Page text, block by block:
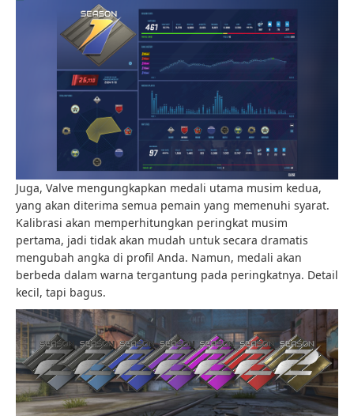
Juga, Valve mengungkapkan medali utama musim kedua,
yang akan diterima semua pemain yang memenuhi syarat.
Kalibrasi akan memperhitungkan peringkat musim
pertama, jadi tidak akan mudah untuk secara dramatis
mengubah angka di profil Anda. Namun, medali akan
berbeda dalam warna tergantung pada peringkatnya. Detail
kecil, tapi bagus.